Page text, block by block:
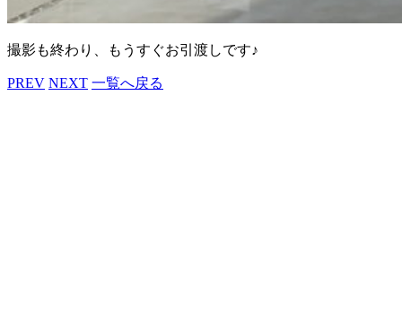
撮影も終わり、もうすぐお引渡しです♪
PREV NEXT 一覧へ戻る